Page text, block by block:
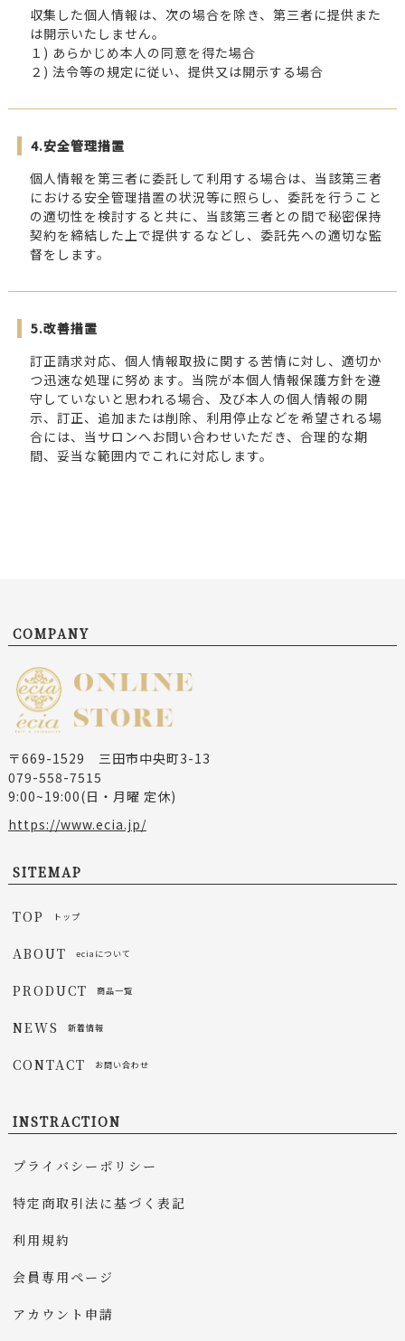
収集した個人情報は、次の場合を除き、第三者に提供また
は開示いたしません。
１) あらかじめ本人の同意を得た場合
２) 法令等の規定に従い、提供又は開示する場合
4.安全管理措置
個人情報を第三者に委託して利用する場合は、当該第三者
における安全管理措置の状況等に照らし、委託を行うこと
の適切性を検討すると共に、当該第三者との間で秘密保持
契約を締結した上で提供するなどし、委託先への適切な監
督をします。
5.改善措置
訂正請求対応、個人情報取扱に関する苦情に対し、適切か
つ迅速な処理に努めます。当院が本個人情報保護方針を遵
守していないと思われる場合、及び本人の個人情報の開
示、訂正、追加または削除、利用停止などを希望される場
合には、当サロンへお問い合わせいただき、合理的な期
間、妥当な範囲内でこれに対応します。
COMPANY
〒669-1529 三田市中央町3-13
079-558-7515
9:00~19:00(日・月曜 定休)
https://www.ecia.jp/
SITEMAP
TOP トップ
ABOUT eciaについて
PRODUCT 商品一覧
NEWS 新着情報
CONTACT お問い合わせ
INSTRACTION
プライバシーポリシー
特定商取引法に基づく表記
利用規約
会員専用ページ
アカウント申請